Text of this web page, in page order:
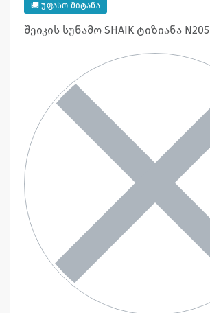
🚚 უფასო მიტანა
შეიკის სუნამო SHAIK ტიზიანა N205